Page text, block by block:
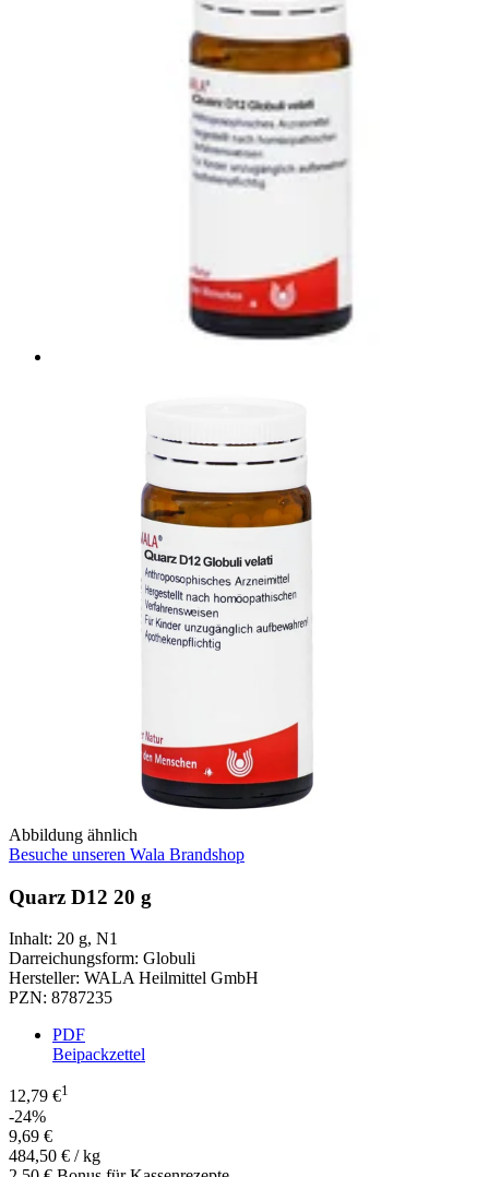
Abbildung ähnlich
Besuche unseren Wala Brandshop
Quarz D12 20 g
Inhalt: 20 g, N1
Darreichungsform: Globuli
Hersteller: WALA Heilmittel GmbH
PZN: 8787235
PDF
Beipackzettel
12,79 €1
-24%
9,69 €
484,50 € / kg